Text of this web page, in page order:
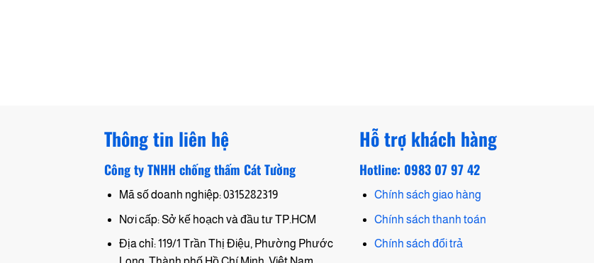
Thông tin liên hệ
Công ty TNHH chống thấm Cát Tường
Mã số doanh nghiệp: 0315282319
Nơi cấp: Sở kế hoạch và đầu tư TP.HCM
Địa chỉ: 119/1 Trần Thị Điệu, Phường Phước
Hỗ trợ khách hàng
Hotline: 0983 07 97 42
Chính sách giao hàng
Chính sách thanh toán
Chính sách đổi trả